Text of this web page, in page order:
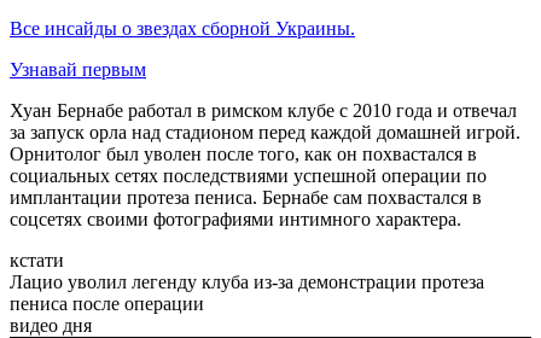
Все инсайды о звездах сборной Украины.
Узнавай первым
Хуан Бернабе работал в римском клубе с 2010 года и отвечал
за запуск орла над стадионом перед каждой домашней игрой.
Орнитолог был уволен после того, как он похвастался в
социальных сетях последствиями успешной операции по
имплантации протеза пениса. Бернабе сам похвастался в
соцсетях своими фотографиями интимного характера.
кстати
Лацио уволил легенду клуба из-за демонстрации протеза
пениса после операции
видео дня